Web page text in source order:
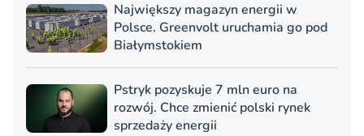
Największy magazyn energii w
Polsce. Greenvolt uruchamia go pod
Białymstokiem
Pstryk pozyskuje 7 mln euro na
rozwój. Chce zmienić polski rynek
sprzedaży energii